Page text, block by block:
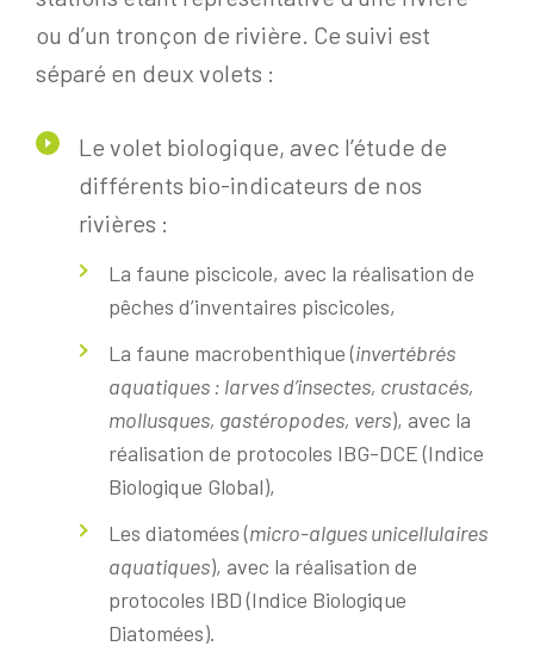
ou d’un tronçon de rivière. Ce suivi est
séparé en deux volets :
Le volet biologique, avec l’étude de
différents bio-indicateurs de nos
rivières :
La faune piscicole, avec la réalisation de
pêches d’inventaires piscicoles,
La faune macrobenthique (invertébrés
aquatiques : larves d’insectes, crustacés,
mollusques, gastéropodes, vers), avec la
réalisation de protocoles IBG-DCE (Indice
Biologique Global),
Les diatomées (micro-algues unicellulaires
aquatiques), avec la réalisation de
protocoles IBD (Indice Biologique
Diatomées).